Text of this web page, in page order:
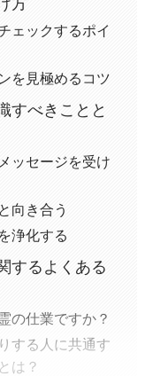
方
ェックするポイ
を見極めるコツ
すべきことと
ッセージを受け
向き合う
浄化する
するよくある
の仕業ですか？
する人に共通す
は？